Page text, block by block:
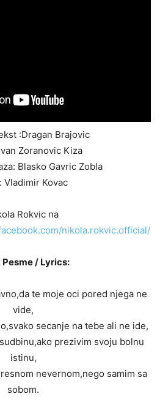
:Dragan Brajovic
Zoranovic Kiza
Blasko Gavric Zobla
Vladimir Kovac
Rokvic na
nikola.rokvic.official/
/ Lyrics:
te moje oci pored njega ne
vide,
secanje na tebe ali ne ide,
prezivim svoju bolnu
istinu,
nevernom,nego samim sa
sobom.